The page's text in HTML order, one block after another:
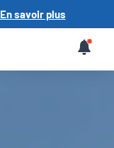
En savoir plus